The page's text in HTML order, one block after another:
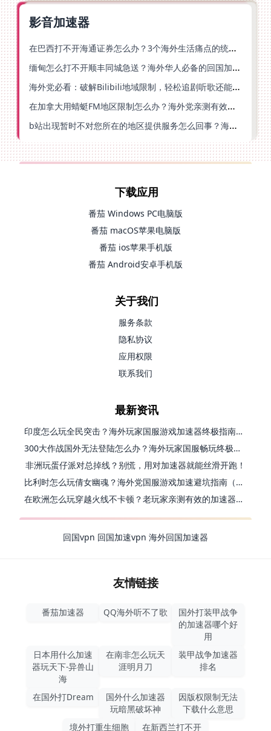
影音加速器
在巴西打不开海通证券怎么办？3个海外生活痛点的统一解决方案
缅甸怎么打不开顺丰同城急送？海外华人必备的回国加速指南（附B站会员游戏解决方案）
海外党必看：破解Bilibili地域限制，轻松追剧听歌还能流畅理财的实用指南
在加拿大用蜻蜓FM地区限制怎么办？海外党亲测有效的回国加速方案
b站出现暂时不对您所在的地区提供服务怎么回事？海外党亲测有效的回国加速方案
下载应用
番茄 Windows PC电脑版
番茄 macOS苹果电脑版
番茄 ios苹果手机版
番茄 Android安卓手机版
关于我们
服务条款
隐私协议
应用权限
联系我们
最新资讯
印度怎么玩全民突击？海外玩家国服游戏加速器终极指南（附原神延迟优化+精灵之境加速器选择）
300大作战国外无法登陆怎么办？海外玩家国服畅玩终极指南（附实测推荐）
非洲玩蛋仔派对总掉线？别慌，用对加速器就能丝滑开跑！
比利时怎么玩倩女幽魂？海外党国服游戏加速避坑指南（附实测推荐）
在欧洲怎么玩穿越火线不卡顿？老玩家亲测有效的加速器选择指南
回国vpn 回国加速vpn 海外回国加速器
友情链接
番茄加速器 QQ海外听不了歌
国外打装甲战争
的加速器哪个好
用
日本用什么加速
器玩天下-异兽山
海
在南非怎么玩天
涯明月刀
装甲战争加速器
排名
在国外打Dream
国外什么加速器
玩暗黑破坏神
因版权限制无法
下载什么意思
境外打重生细胞
在新西兰打不开